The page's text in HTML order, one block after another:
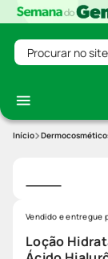
Procurar no site
Loção
Vendido e entregue